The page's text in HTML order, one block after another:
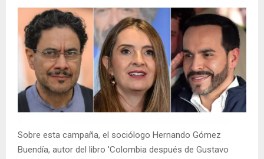
Sobre esta campaña, el sociólogo Hernando Gómez
Buendía, autor del libro 'Colombia después de Gustavo